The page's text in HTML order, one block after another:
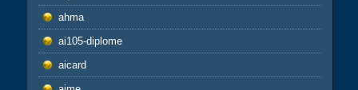
ahma
ai105-diplome
aicard